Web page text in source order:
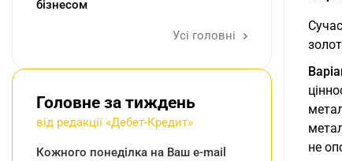
бізнесом
Усі головні
Головне за тиждень
від редакції «Дебет-Кредит»
Кожного понеділка на Ваш e-mail
не